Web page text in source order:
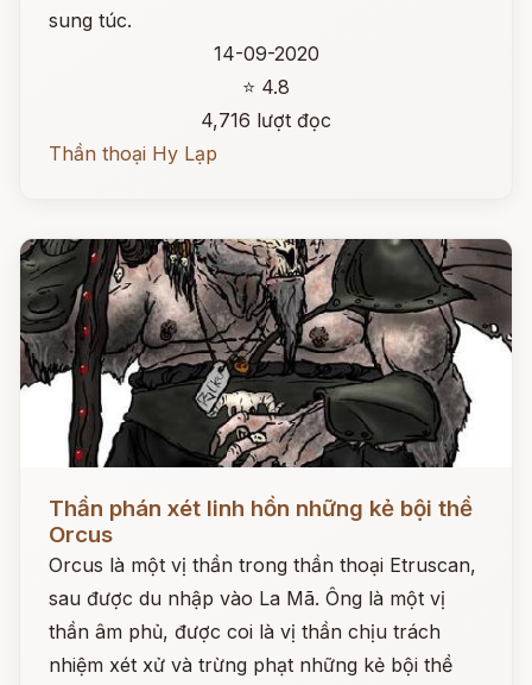
sung túc.
14-09-2020
⭐ 4.8
4,716 lượt đọc
Thần thoại Hy Lạp
Đọc ngay
Thần phán xét linh hồn những kẻ bội thề
Orcus
Orcus là một vị thần trong thần thoại Etruscan,
sau được du nhập vào La Mã. Ông là một vị
thần âm phủ, được coi là vị thần chịu trách
nhiệm xét xử và trừng phạt những kẻ bội thề